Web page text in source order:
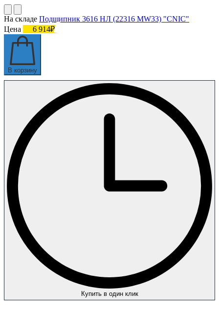
На складе Подшипник 3616 НЛ (22316 MW33) "CNIC"
Цена
6 914₽
В корзину
Купить в один клик